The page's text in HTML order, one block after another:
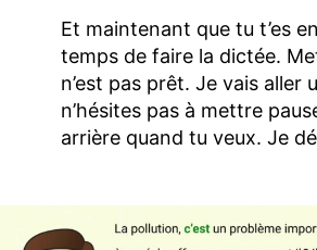
Et maintenant que tu t’es
temps de faire la dictée.
n’est pas prêt. Je vais aller
n’hésites pas à mettre
arrière quand tu veux. Je